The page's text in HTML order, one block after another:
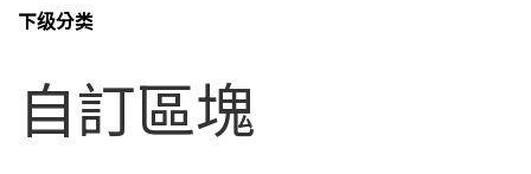
股价信息
重大讯息公告
法说会召开信息
下级分类
自訂區塊